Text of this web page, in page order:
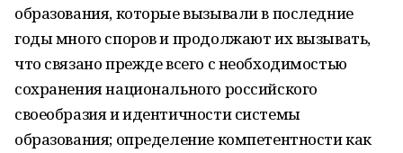
образования, которые вызывали в последние
годы много споров и продолжают их вызывать,
что связано прежде всего с необходимостью
сохранения национального российского
своеобразия и идентичности системы
образования; определение компетентности как